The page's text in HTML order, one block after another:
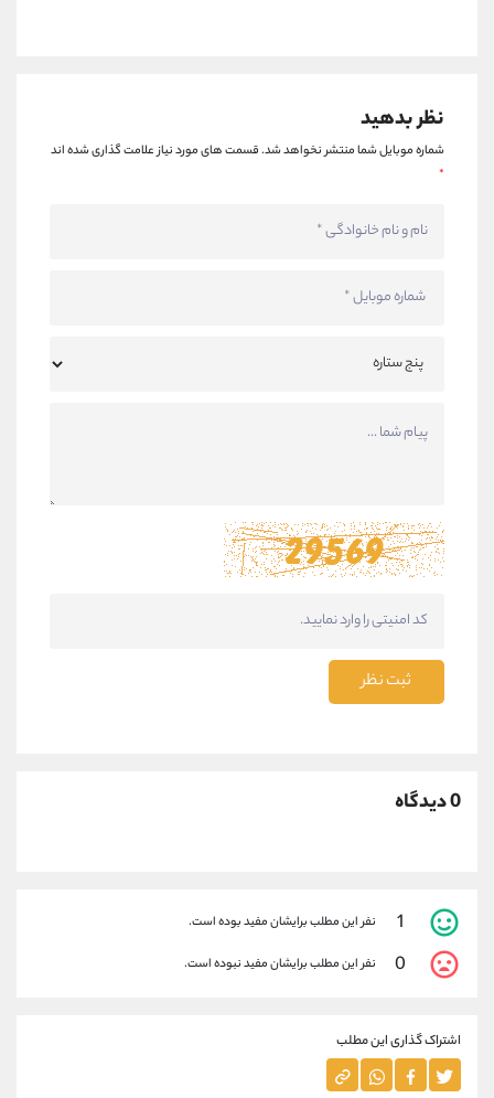
نظر بدهید
شماره موبایل شما منتشر نخواهد شد.قسمت های مورد نیاز علامت گذاری شده اند
*
ثبت نظر
0 دیدگاه
1 نفر این مطلب برایشان مفید بوده است.
0 نفر این مطلب برایشان مفید نبوده است.
اشتراک گذاری این مطلب